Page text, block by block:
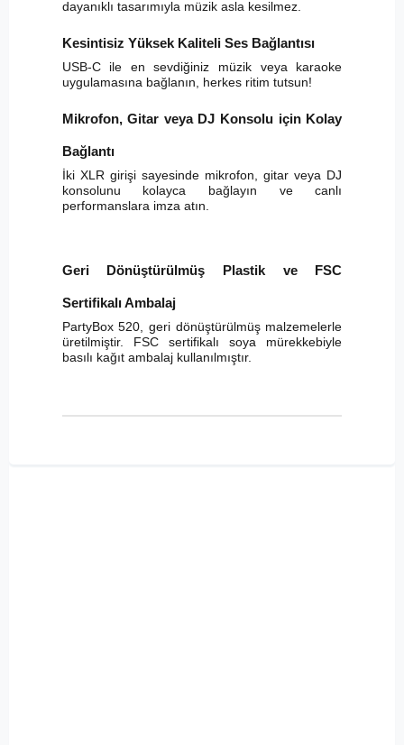
dayanıklı tasarımıyla müzik asla kesilmez.
Kesintisiz Yüksek Kaliteli Ses Bağlantısı
USB-C ile en sevdiğiniz müzik veya karaoke
uygulamasına bağlanın, herkes ritim tutsun!
Mikrofon, Gitar veya DJ Konsolu için Kolay
Bağlantı
İki XLR girişi sayesinde mikrofon, gitar veya DJ
konsolunu kolayca bağlayın ve canlı
performanslara imza atın.
Geri Dönüştürülmüş Plastik ve FSC
Sertifikalı Ambalaj
PartyBox 520, geri dönüştürülmüş malzemelerle
üretilmiştir. FSC sertifikalı soya mürekkebiyle
basılı kağıt ambalaj kullanılmıştır.